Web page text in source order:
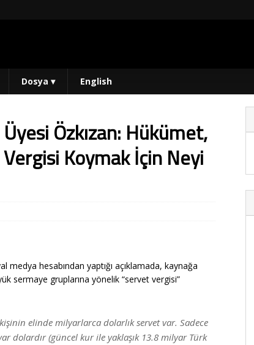
Dosya ▾ English
Üyesi Özkızan: Hükümet,
Koymak İçin Neyi
medya hesabından yaptığı açıklamada, kaynağa
sermaye gruplarına yönelik “servet vergisi”
kişinin elinde milyarlarca dolarlık servet var. Sadece
dolardır (güncel kur ile yaklaşık 13.8 milyar Türk